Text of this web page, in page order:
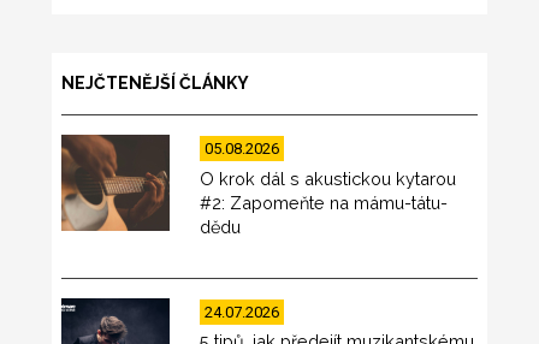
NEJČTENĚJŠÍ ČLÁNKY
05.08.2026
O krok dál s akustickou kytarou
#2: Zapomeňte na mámu-tátu-
dědu
24.07.2026